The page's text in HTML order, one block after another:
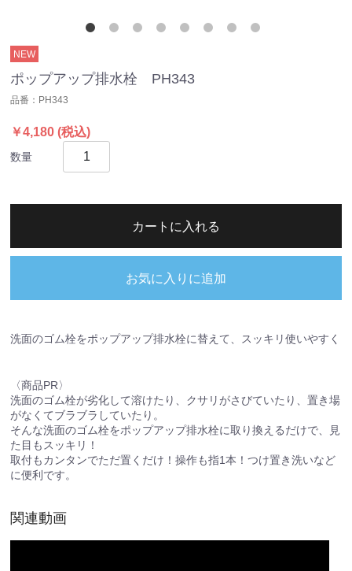
NEW
ポップアップ排水栓 PH343
品番： PH343
￥4,180 (税込)
数量
カートに入れる
お気に入りに追加
洗面のゴム栓をポップアップ排水栓に替えて、スッキリ使いやすく
〈商品PR〉
洗面のゴム栓が劣化して溶けたり、クサリがさびていたり、置き場
がなくてブラブラしていたり。
そんな洗面のゴム栓をポップアップ排水栓に取り換えるだけで、見
た目もスッキリ！
取付もカンタンでただ置くだけ！操作も指1本！つけ置き洗いなど
に便利です。
関連動画